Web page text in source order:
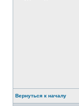
Вернуться к началу